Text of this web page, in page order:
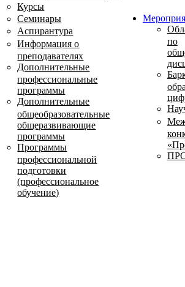
Курсы
Семинары
Аспирантура
Информация о
преподавателях
Дополнительные
профессиональные
программы
Дополнительные
общеобразовательные
общеразвивающие
программы
Программы
профессиональной
подготовки
(профессиональное
обучение)
по